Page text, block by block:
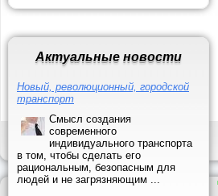
Актуальные новости
Новый, революционный, городской
транспорт
Смысл создания
современного
индивидуального транспорта
в том, чтобы сделать его
рациональным, безопасным для
людей и не загрязняющим ...